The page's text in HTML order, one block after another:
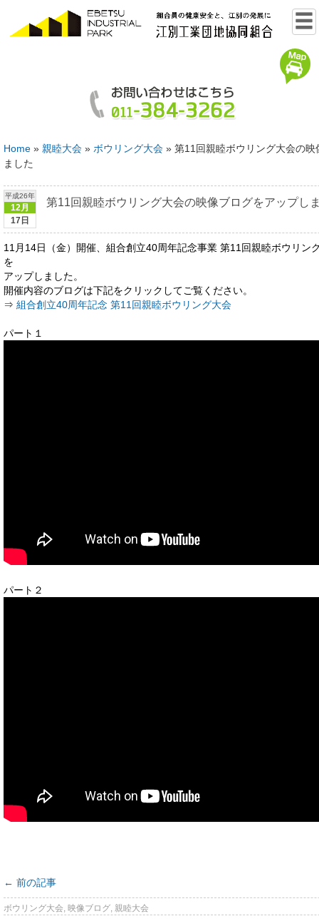
Home » 親睦大会 » ボウリング大会 » 第11回親睦ボウリング大会の
ました
平成26年
12月
17日
第11回親睦ボウリング大会の映像ブログをアップし
11月14日（金）開催、組合創立40周年記念事業 第11回親睦ボウリン
を
アップしました。
開催内容のブログは下記をクリックしてご覧ください。
⇒ 組合創立40周年記念 第11回親睦ボウリング大会
パート１
パート２
← 前の記事
ボウリング大会, 映像ブログ, 親睦大会